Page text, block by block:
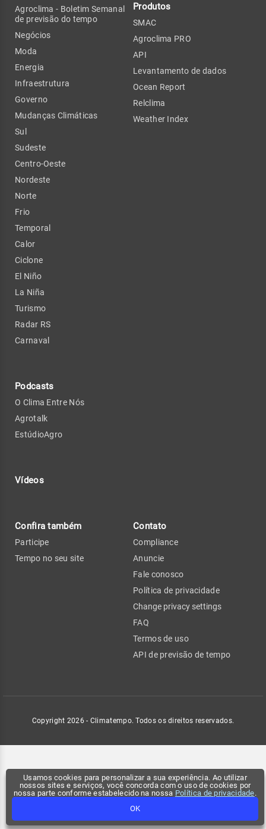
Usamos cookies para personalizar a sua experiência. Ao utilizar
nossos sites e serviços, você concorda com o uso de cookies por
nossa parte conforme estabelecido na nossa Política de privacidade.
OK
Agroclima - Boletim Semanal
de previsão do tempo
Negócios
Moda
Energia
Infraestrutura
Governo
Mudanças Climáticas
Sul
Sudeste
Centro-Oeste
Nordeste
Norte
Frio
Temporal
Calor
Ciclone
El Niño
La Niña
Turismo
Radar RS
Carnaval
Podcasts
O Clima Entre Nós
Agrotalk
EstúdioAgro
Vídeos
Produtos
SMAC
Agroclima PRO
API
Levantamento de dados
Ocean Report
Relclima
Weather Index
Confira também
Participe
Tempo no seu site
Contato
Compliance
Anuncie
Fale conosco
Política de privacidade
Change privacy settings
FAQ
Termos de uso
API de previsão de tempo
Copyright 2026 - Climatempo. Todos os direitos reservados.